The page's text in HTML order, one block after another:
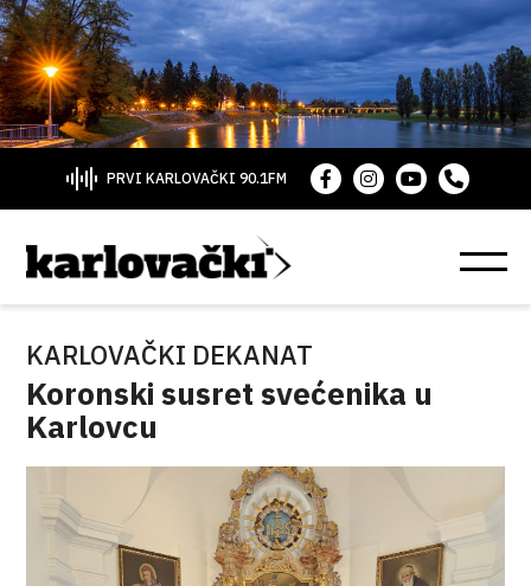
PRVI KARLOVAČKI 90.1FM
KARLOVAČKI DEKANAT
Koronski susret svećenika u
Karlovcu